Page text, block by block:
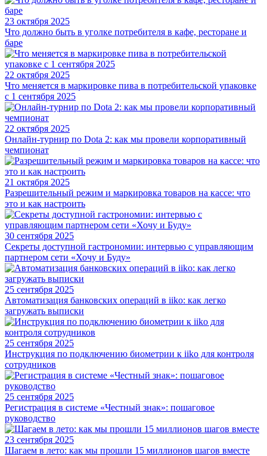
23 октября 2025
Что должно быть в уголке потребителя в кафе, ресторане и
баре
22 октября 2025
Что меняется в маркировке пива в потребительской упаковке
с 1 сентября 2025
22 октября 2025
Онлайн-турнир по Dota 2: как мы провели корпоративный
чемпионат
21 октября 2025
Разрешительный режим и маркировка товаров на кассе: что
это и как настроить
30 сентября 2025
Секреты доступной гастрономии: интервью с управляющим
партнером сети «Хочу и Буду»
25 сентября 2025
Автоматизация банковских операций в iiko: как легко
загружать выписки
25 сентября 2025
Инструкция по подключению биометрии к iiko для контроля
сотрудников
25 сентября 2025
Регистрация в системе «Честный знак»: пошаговое
руководство
23 сентября 2025
Шагаем в лето: как мы прошли 15 миллионов шагов вместе